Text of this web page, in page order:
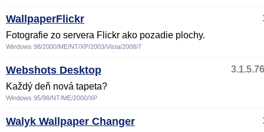
WallpaperFlickr
Fotografie zo servera Flickr ako pozadie plochy.
Windows 98/2000/ME/NT/XP/2003/Vista/2008/7
Webshots Desktop
Každý deň nová tapeta?
Windows 95/98/NT/ME/2000/XP
Walyk Wallpaper Changer